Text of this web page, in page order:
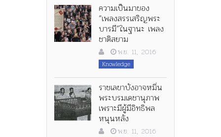
ความเป็นมาของ
“เพลงสรรเสริญพระ
บารมี”ในฐานะ เพลง
ชาติสยาม
พ.ย. 11, 2016
Knowledge
ราชเลขาบังอาจหมิ่น
พระบรมเดชานุภาพ
เพราะมีผู้มีอิทธิพล
หนุนหลัง
พ.ย. 11, 2016